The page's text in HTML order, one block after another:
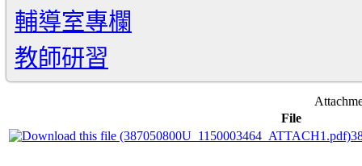
輔導室專欄
教師研習
File